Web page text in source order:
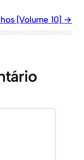
[Volume 10]